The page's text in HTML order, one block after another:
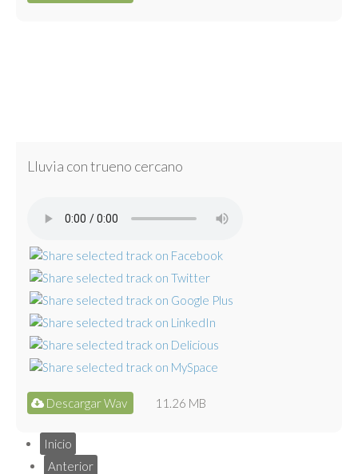
Lluvia con trueno cercano
Descargar Wav 11.26 MB
Inicio
Anterior